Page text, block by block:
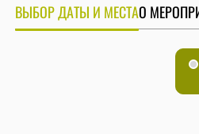
ВЫБОР ДАТЫ И МЕСТАО